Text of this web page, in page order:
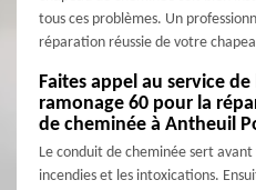
tous ces problèmes. Un
réparation réussie de votre
Faites appel au service
ramonage 60 pour la
de cheminée à Antheuil
Le conduit de cheminée sert
incendies et les intoxications.